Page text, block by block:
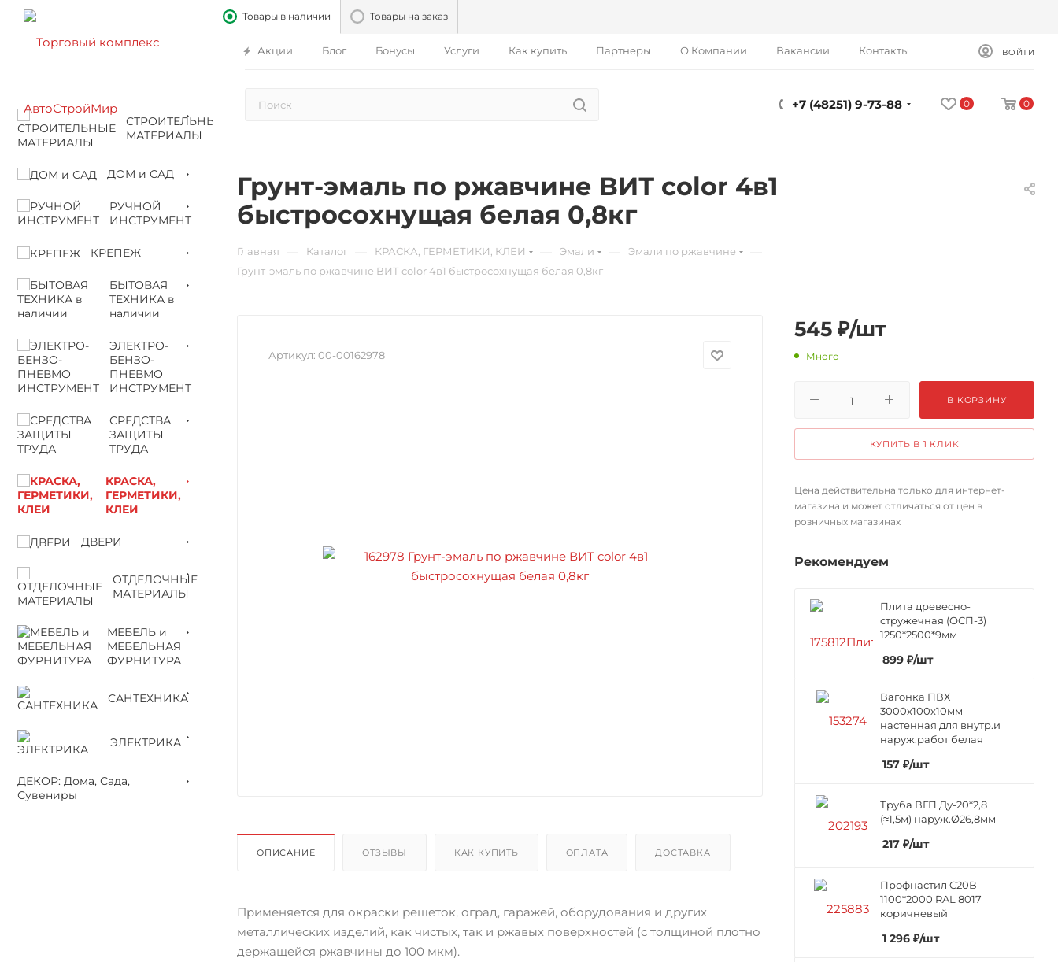
Товары в наличии Товары на заказ
Акции Блог Бонусы Услуги Как купить Партнеры О Компании Вакансии Контакты ВОЙТИ
0 0
+7 (48251) 9-73-88
СТРОИТЕЛЬНЫЕ
МАТЕРИАЛЫ
ДОМ и САД
РУЧНОЙ
ИНСТРУМЕНТ
КРЕПЕЖ
БЫТОВАЯ
ТЕХНИКА в
наличии
ЭЛЕКТРО-
БЕНЗО-
ПНЕВМО
ИНСТРУМЕНТ
СРЕДСТВА
ЗАЩИТЫ
ТРУДА
КРАСКА,
ГЕРМЕТИКИ,
КЛЕИ
ДВЕРИ
ОТДЕЛОЧНЫЕ
МАТЕРИАЛЫ
МЕБЕЛЬ и
МЕБЕЛЬНАЯ
ФУРНИТУРА
САНТЕХНИКА
ЭЛЕКТРИКА
ДЕКОР: Дома, Сада,
Сувениры
Грунт-эмаль по ржавчине ВИТ color 4в1
быстросохнущая белая 0,8кг
Главная Каталог КРАСКА, ГЕРМЕТИКИ, КЛЕИ Эмали Эмали по ржавчине
Грунт-эмаль по ржавчине ВИТ color 4в1 быстросохнущая белая 0,8кг
Артикул: 00-00162978
ОПИСАНИЕ ОТЗЫВЫ КАК КУПИТЬ ОПЛАТА ДОСТАВКА
Применяется для окраски решеток, оград, гаражей, оборудования и других
металлических изделий, как чистых, так и ржавых поверхностей (с толщиной плотно
держащейся ржавчины до 100 мкм).
545 ₽/шт
Много
В КОРЗИНУ
КУПИТЬ В 1 КЛИК
Цена действительна только для интернет-
магазина и может отличаться от цен в
розничных магазинах
Рекомендуем
Плита древесно-
стружечная (ОСП-3)
1250*2500*9мм
899 ₽/шт
Вагонка ПВХ
3000х100х10мм
настенная для внутр.и
наруж.работ белая
157 ₽/шт
Труба ВГП Ду-20*2,8
(≈1,5м) наруж.Ø26,8мм
217 ₽/шт
Профнастил C20В
1100*2000 RAL 8017
коричневый
1 296 ₽/шт